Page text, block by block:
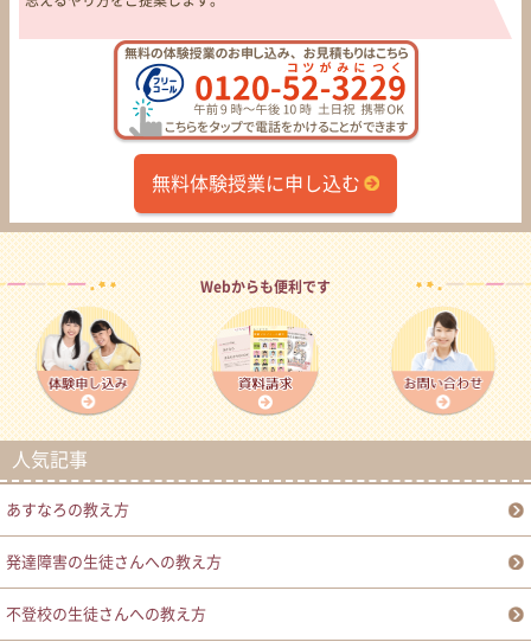
無料体験授業に申し込む
Webからも便利です
人気記事
あすなろの教え方
発達障害の生徒さんへの教え方
不登校の生徒さんへの教え方